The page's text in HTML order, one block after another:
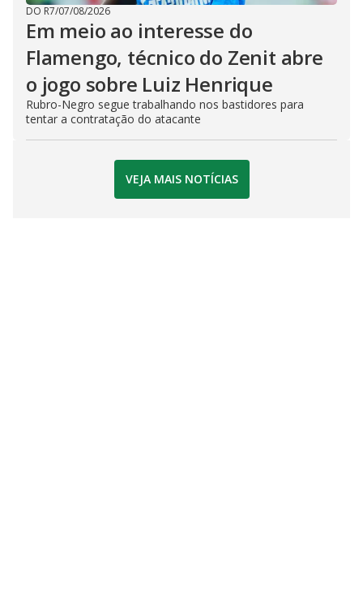
DO R7/07/08/2026
Em meio ao interesse do
Flamengo, técnico do Zenit abre
o jogo sobre Luiz Henrique
Rubro-Negro segue trabalhando nos bastidores para
tentar a contratação do atacante
VEJA MAIS NOTÍCIAS